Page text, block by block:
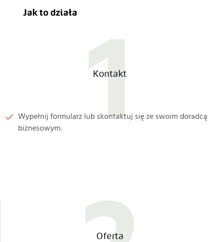
Jak to działa 1
Kontakt
Wypełnij formularz lub skontaktuj się ze swoim doradcą
biznesowym.
Oferta